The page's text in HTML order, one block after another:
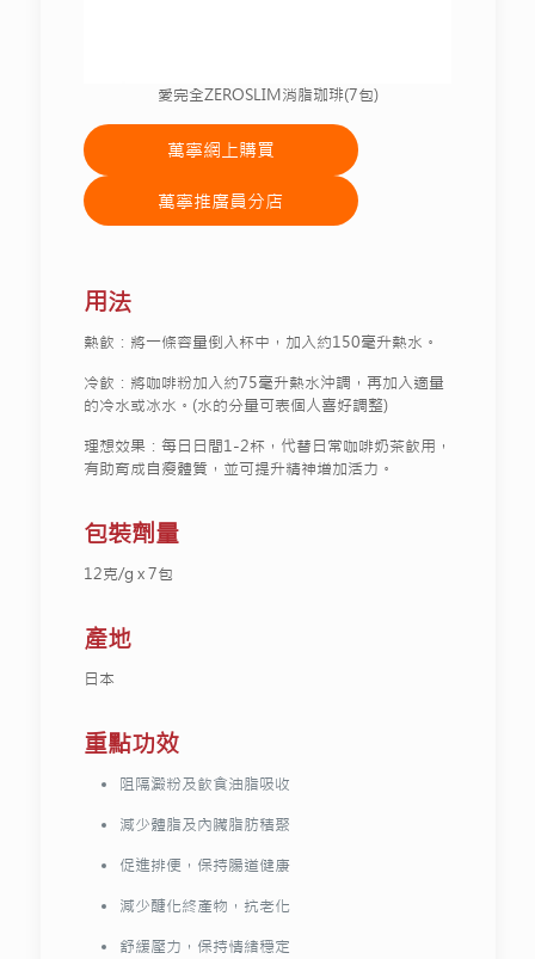
愛完全ZEROSLIM消脂珈琲(7包)
萬寧網上購買
萬寧推廣員分店
用法
熱飲：將一條容量倒入杯中，加入約150毫升熱水。
冷飲：將咖啡粉加入約75毫升熱水沖調，再加入適量
的冷水或冰水。(水的分量可表個人喜好調整)
理想效果：每日日間1-2杯，代替日常咖啡奶茶飲用，
有助育成自瘦體質，並可提升精神增加活力。
包裝劑量
12克/g x 7包
產地
日本
重點功效
阻隔澱粉及飲食油脂吸收
減少體脂及內臟脂肪積聚
促進排便，保持腸道健康
減少醣化終產物，抗老化
舒緩壓力，保持情緒穩定